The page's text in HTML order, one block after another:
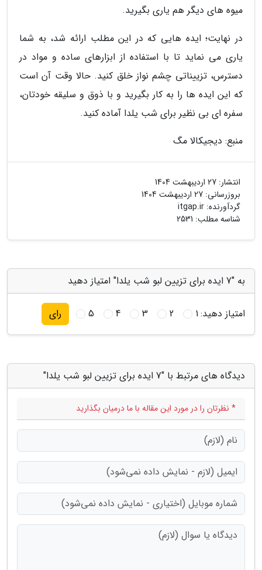
میوه های دیگر هم یاری بگیرید.
در نهایت؛ ایده هایی که در این مطلب ارائه شد، به شما
یاری می نماید تا با استفاده از ابزارهای ساده و مواد در
دسترس، تزییناتی چشم نواز خلق کنید. حالا وقت آن است
که این ایده ها را به کار بگیرید و با ذوق و سلیقه خودتان،
سفره ای بی نظیر برای شب یلدا آماده کنید.
منبع: دیجیکالا مگ
انتشار: 27 اردیبهشت 1404
بروزرسانی: 27 اردیبهشت 1404
گردآورنده: itgap.ir
شناسه مطلب: 2531
به "7 ایده برای تزیین لبو شب یلدا" امتیاز دهید
امتیاز دهید:1
2
3
4
5 رای
دیدگاه های مرتبط با "7 ایده برای تزیین لبو شب یلدا"
* نظرتان را در مورد این مقاله با ما درمیان بگذارید